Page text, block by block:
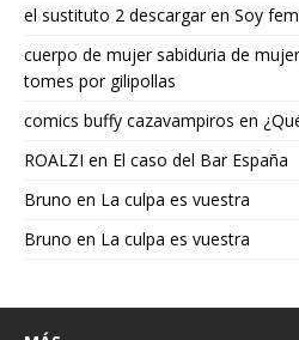
el sustituto 2 descargaren Soy
cuerpo de mujer sabiduria de
tomes por gilipollas
comics buffy cazavampiros en
ROALZI en El caso del Bar España
Bruno en La culpa es vuestra
Bruno en La culpa es vuestra